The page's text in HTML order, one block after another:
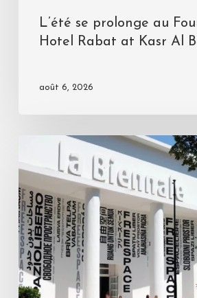
L’été se prolonge au
Hotel Rabat at Kasr Al
août 6, 2026